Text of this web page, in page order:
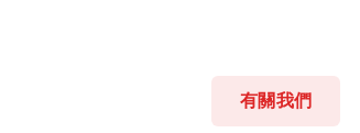
有關我們